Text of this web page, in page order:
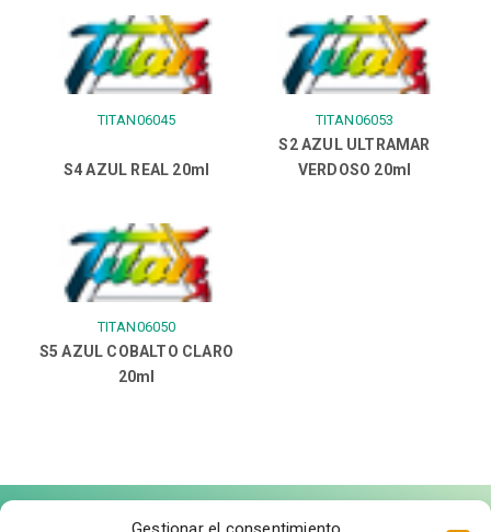
TITAN06045
S4 AZUL REAL 20ml
TITAN06053
S2 AZUL ULTRAMAR
VERDOSO 20ml
TITAN06050
S5 AZUL COBALTO CLARO
20ml